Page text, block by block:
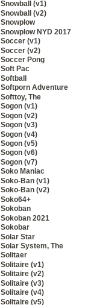
Snowball (v1)
Snowball (v2)
Snowplow
Snowplow NYD 2017
Soccer (v1)
Soccer (v2)
Soccer Pong
Soft Pac
Softball
Softporn Adventure
Softtoy, The
Sogon (v1)
Sogon (v2)
Sogon (v3)
Sogon (v4)
Sogon (v5)
Sogon (v6)
Sogon (v7)
Soko Maniac
Soko-Ban (v1)
Soko-Ban (v2)
Soko64+
Sokoban
Sokoban 2021
Sokobar
Solar Star
Solar System, The
Solitaer
Solitaire (v1)
Solitaire (v2)
Solitaire (v3)
Solitaire (v4)
Solitaire (v5)